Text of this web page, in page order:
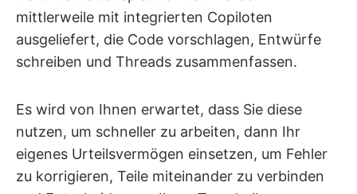
mittlerweile mit integrierten Copiloten
ausgeliefert, die Code vorschlagen, Entwürfe
schreiben und Threads zusammenfassen.
Es wird von Ihnen erwartet, dass Sie diese
nutzen, um schneller zu arbeiten, dann Ihr
eigenes Urteilsvermögen einsetzen, um Fehler
zu korrigieren, Teile miteinander zu verbinden